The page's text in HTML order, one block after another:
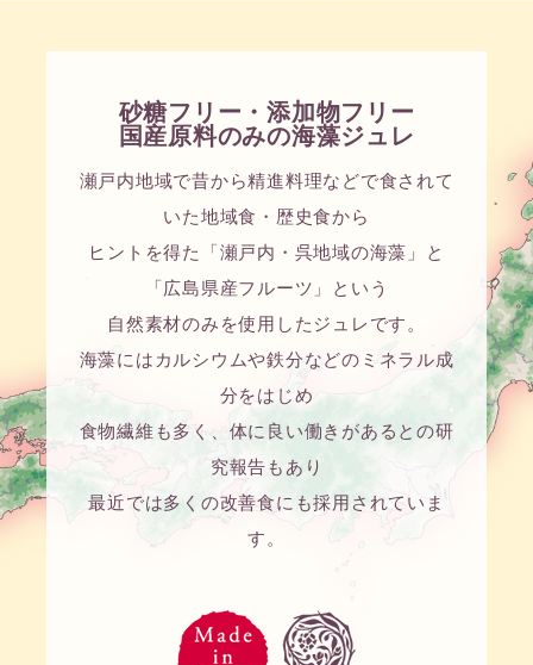
砂糖フリー・添加物フリー
国産原料のみの海藻ジュレ
瀬戸内地域で昔から精進料理などで食されて
いた地域食・歴史食から
ヒントを得た「瀬戸内・呉地域の海藻」と
「広島県産フルーツ」という
自然素材のみを使用したジュレです。
海藻にはカルシウムや鉄分などのミネラル成
分をはじめ
食物繊維も多く、体に良い働きがあるとの研
究報告もあり
最近では多くの改善食にも採用されていま
す。